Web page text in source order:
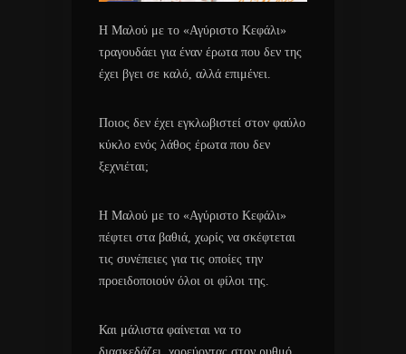
Η Μαλού με το «Αγύριστο Κεφάλι»
τραγουδάει για έναν έρωτα που δεν της
έχει βγει σε καλό, αλλά επιμένει.
Ποιος δεν έχει εγκλωβιστεί στον φαύλο
κύκλο ενός λάθος έρωτα που δεν
ξεχνιέται;
Η Μαλού με το «Αγύριστο Κεφάλι»
πέφτει στα βαθιά, χωρίς να σκέφτεται
τις συνέπειες για τις οποίες την
προειδοποιούν όλοι οι φίλοι της.
Και μάλιστα φαίνεται να το